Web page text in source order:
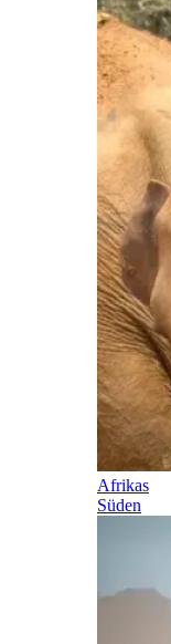
Afrikas
Süden